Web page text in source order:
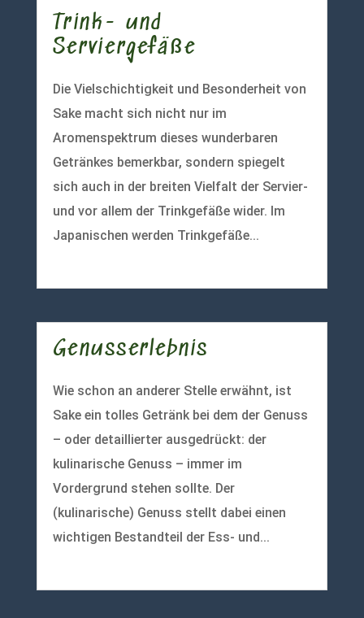
Trink- und
Serviergefäße
Die Vielschichtigkeit und Besonderheit von
Sake macht sich nicht nur im
Aromenspektrum dieses wunderbaren
Getränkes bemerkbar, sondern spiegelt
sich auch in der breiten Vielfalt der Servier-
und vor allem der Trinkgefäße wider. Im
Japanischen werden Trinkgefäße...
Genusserlebnis
Wie schon an anderer Stelle erwähnt, ist
Sake ein tolles Getränk bei dem der Genuss
– oder detaillierter ausgedrückt: der
kulinarische Genuss – immer im
Vordergrund stehen sollte. Der
(kulinarische) Genuss stellt dabei einen
wichtigen Bestandteil der Ess- und...